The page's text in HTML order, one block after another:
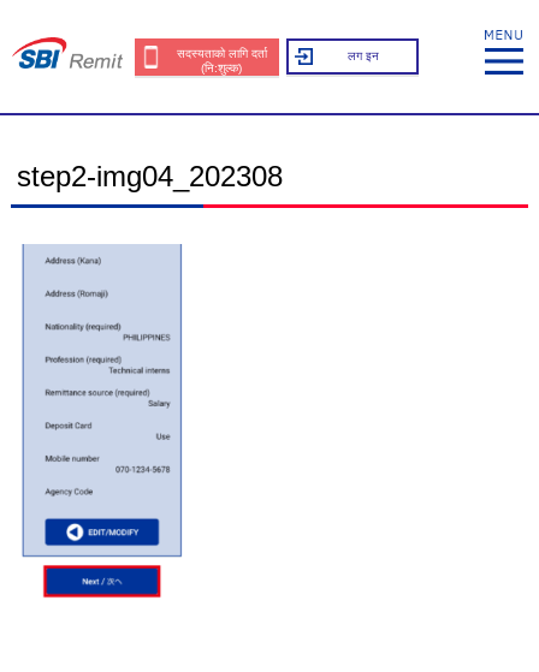
सदस्यताको लागि दर्ता
(नि:शुल्क)
लग इन
step2-img04_202308